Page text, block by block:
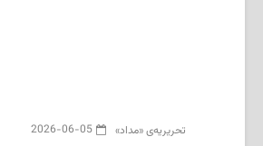
تحریریه‌ی «مداد» 2026-06-05